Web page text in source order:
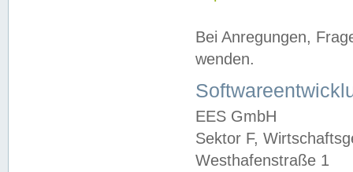
Bei Anregungen,
wenden.
EES GmbH
Sektor F,
Westhafenstraße 1